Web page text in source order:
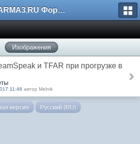
ARMA3.RU Форум
Изображения
и TFAR при прогрузке в
11:46 автор Melnik
версия Русский (RU)